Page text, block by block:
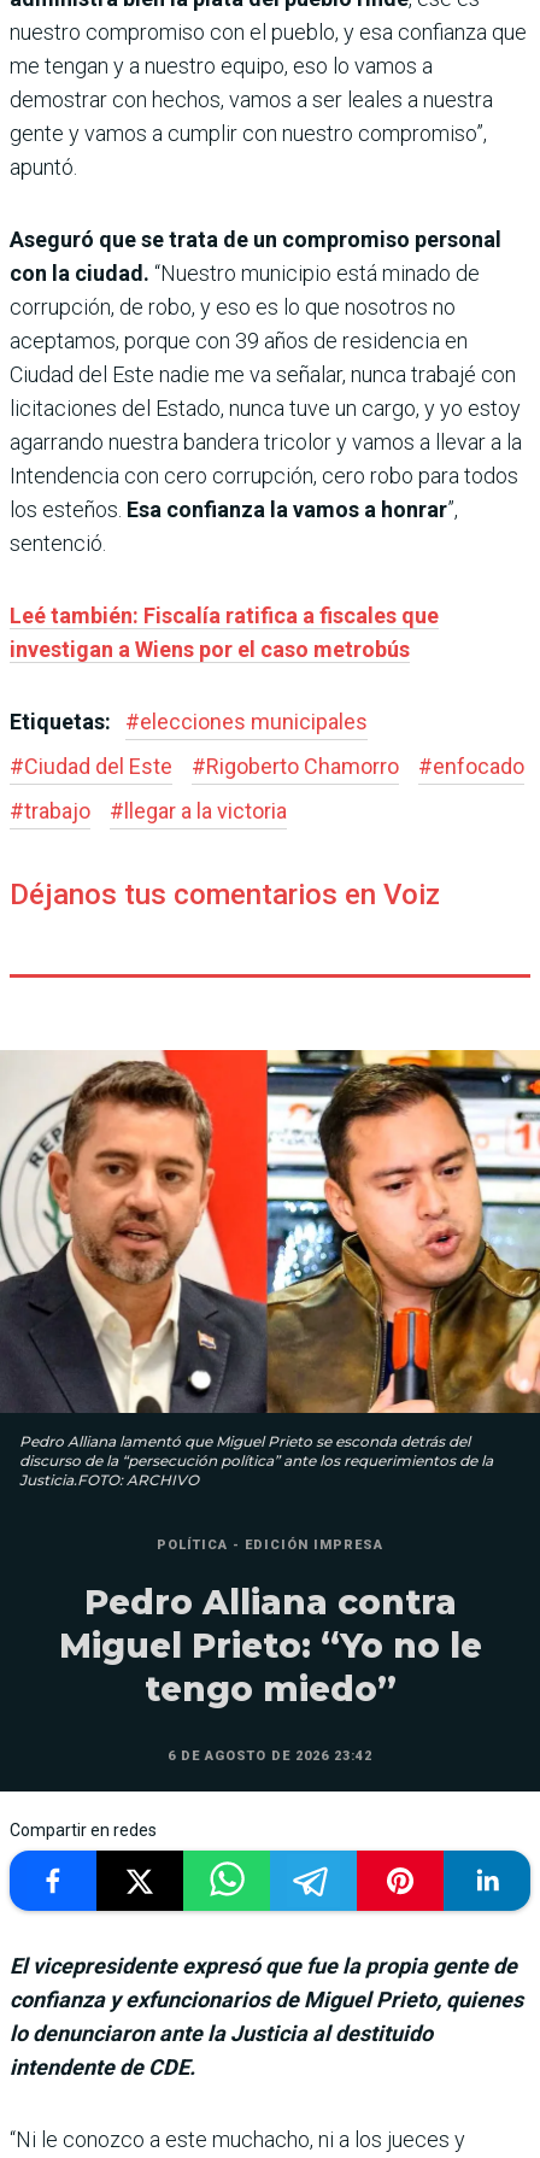
nuestro compromiso con el pueblo, y esa confianza que
me tengan y a nuestro equipo, eso lo vamos a
demostrar con hechos, vamos a ser leales a nuestra
gente y vamos a cumplir con nuestro compromiso”,
apuntó.
Aseguró que se trata de un compromiso personal
con la ciudad. “Nuestro municipio está minado de
corrupción, de robo, y eso es lo que nosotros no
aceptamos, porque con 39 años de residencia en
Ciudad del Este nadie me va señalar, nunca trabajé con
licitaciones del Estado, nunca tuve un cargo, y yo estoy
agarrando nuestra bandera tricolor y vamos a llevar a la
Intendencia con cero corrupción, cero robo para todos
los esteños. Esa confianza la vamos a honrar”,
sentenció.
Leé también: Fiscalía ratifica a fiscales que
investigan a Wiens por el caso metrobús
Etiquetas: #elecciones municipales
#Ciudad del Este #Rigoberto Chamorro #enfocado
#trabajo #llegar a la victoria
Déjanos tus comentarios en Voiz
Pedro Alliana lamentó que Miguel Prieto se esconda detrás del
discurso de la “persecución política” ante los requerimientos de la
Justicia.FOTO: ARCHIVO
POLÍTICA - EDICIÓN IMPRESA
Pedro Alliana contra
Miguel Prieto: “Yo no le
tengo miedo”
6 DE AGOSTO DE 2026 23:42
Compartir en redes
El vicepresidente expresó que fue la propia gente de
confianza y exfuncionarios de Miguel Prieto, quienes
lo denunciaron ante la Justicia al destituido
intendente de CDE.
“Ni le conozco a este mucha­cho, ni a los jueces y